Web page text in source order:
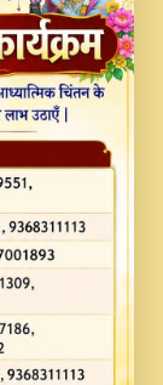
By
2017
Pad - A